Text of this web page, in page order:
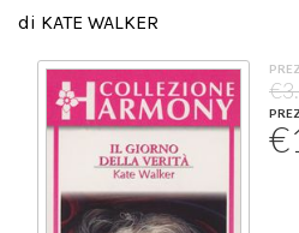
Calendario
di KATE WALKER